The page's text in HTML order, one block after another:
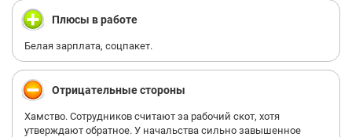
Плюсы в работе
Белая зарплата, соцпакет.
Отрицательные стороны
Хамство. Сотрудников считают за рабочий скот, хотя
утверждают обратное. У начальства сильно завышенное